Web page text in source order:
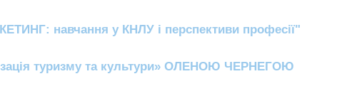
навчання у КНЛУ і перспективи професії"
туризму та культури» ОЛЕНОЮ ЧЕРНЕГОЮ